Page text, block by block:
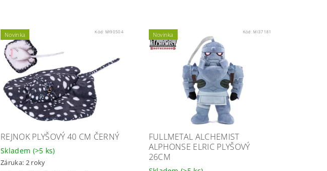
Novinka Kód: MI90504
REJNOK PLYŠOVÝ 40 CM ČERNÝ
Skladem (>5 ks)
Záruka: 2 roky
Novinka Kód:MI37181
FULLMETAL ALCHEMIST
ALPHONSE ELRIC PLYŠOVÝ
26CM